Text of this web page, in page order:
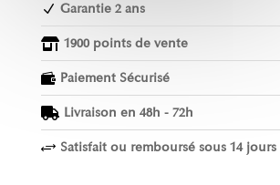
N Garantie 2 ans
 1900 points de vente
 Paiement Sécurisé
 Livraison en 48h - 72h
+ Satisfait ou remboursé sous 14 jours